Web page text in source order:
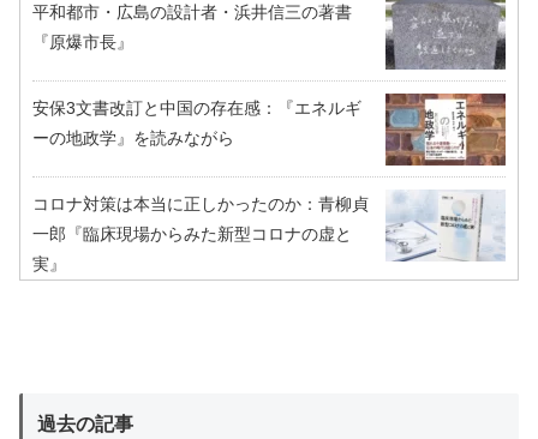
平和都市・広島の設計者・浜井信三の著書
『原爆市長』
安保3文書改訂と中国の存在感：『エネルギ
ーの地政学』を読みながら
コロナ対策は本当に正しかったのか：青柳貞
一郎『臨床現場からみた新型コロナの虚と
実』
過去の記事